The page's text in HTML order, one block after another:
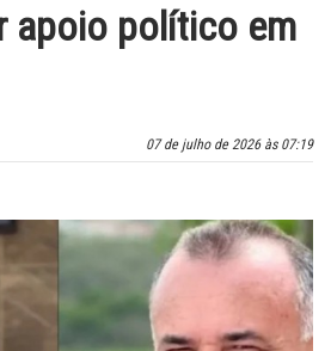
apoio político em
07 de julho de 2026 às 07:19